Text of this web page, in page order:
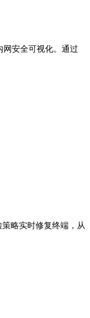
网安全可视化。通过
略实时修复终端，从